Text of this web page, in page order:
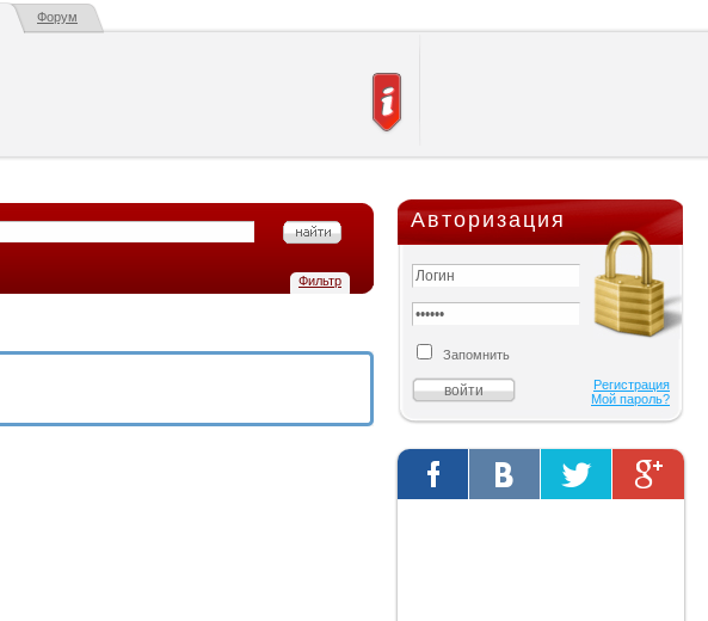
Форум
Фильтр
Авторизация
Запомнить
Регистрация
Мой пароль?